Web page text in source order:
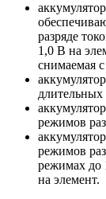
разряде
1,0 В на
снимаемая
режимов
режимов
режимах до
на элемент.